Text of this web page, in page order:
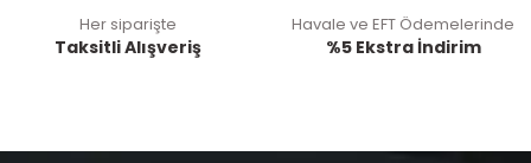
Her siparişte
Taksitli Alışveriş
Havale ve EFT Ödemelerinde
%5 Ekstra İndirim